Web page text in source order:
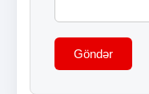
Göndər